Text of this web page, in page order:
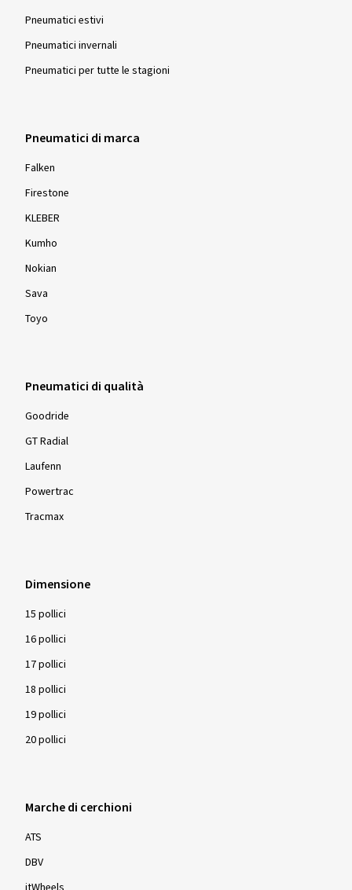
Pneumatici estivi
Pneumatici invernali
Pneumatici per tutte le stagioni
Pneumatici di marca
Falken
Firestone
KLEBER
Kumho
Nokian
Sava
Toyo
Pneumatici di qualità
Goodride
GT Radial
Laufenn
Powertrac
Tracmax
Dimensione
15 pollici
16 pollici
17 pollici
18 pollici
19 pollici
20 pollici
Marche di cerchioni
ATS
DBV